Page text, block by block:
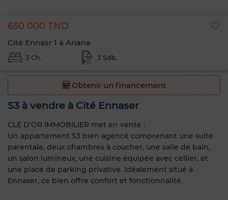
650 000 TND
Cité Ennasr 1 à Ariana
3 Ch. 3 Sdb.
Obtenir un financement
S3 à vendre à Cité Ennaser
CLÉ D'OR IMMOBILIER met en vente :
Un appartement S3 bien agencé comprenant une suite
parentale, deux chambres à coucher, une salle de bain,
un salon lumineux, une cuisine équipée avec cellier, et
une place de parking privative. Idéalement situé à
Ennaser, ce bien offre confort et fonctionnalité.